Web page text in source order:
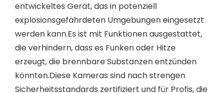
entwickeltes Gerät, das in potenziell
explosionsgefährdeten Umgebungen eingesetzt
werden kann.Es ist mit Funktionen ausgestattet,
die verhindern, dass es Funken oder Hitze
erzeugt, die brennbare Substanzen entzünden
könnten.Diese Kameras sind nach strengen
Sicherheitsstandards zertifiziert und für Profis, die